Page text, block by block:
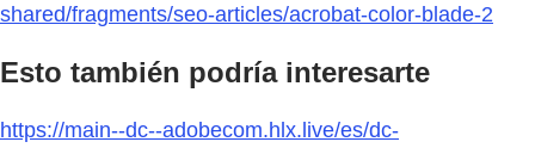
shared/fragments/seo-articles/acrobat-color-blade-2
Esto también podría interesarte
https://main--dc--adobecom.hlx.live/es/dc-